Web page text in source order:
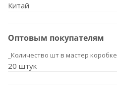
Китай
Оптовым покупателям
_Количество шт в мастер коробке
20 штук